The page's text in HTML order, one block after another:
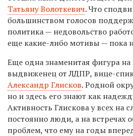
Татьяну Волоткевич. Что
большинством голосов
политика — недовольство
еще какие-либо мотивы — пока
Еще одна знаменитая фигура на
выдвиженец от ЛДПР, вице-
Александр Глисков. Родной
но и здесь его знают как
Активность Глискова у всех на
постоянно люди, а на встречах
проблем, что ему на годы